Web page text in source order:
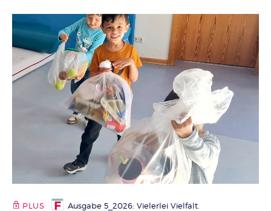
PLUS
Ausgabe 5_2026: Vielerlei Vielfalt.